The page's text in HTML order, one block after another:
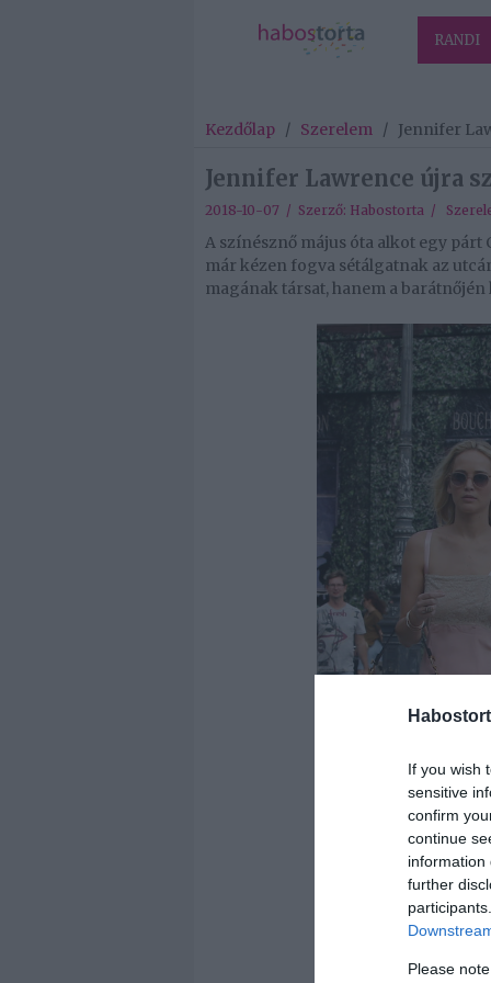
If you wish
sensitive
confirm
continue
information
further
Please
RANDI
Kezdőlap / Szerelem / Jennifer
Jennifer Lawrence újra
2018-10-07 / Szerző: Habostorta /
A színésznő május óta alkot egy
már kézen fogva sétálgatnak az
magának társat, hanem a